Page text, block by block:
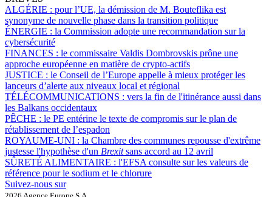
ALGÉRIE : pour l’UE, la démission de M. Bouteflika est
synonyme de nouvelle phase dans la transition politique
ÉNERGIE : la Commission adopte une recommandation sur la
cybersécurité
FINANCES : le commissaire Valdis Dombrovskis prône une
approche européenne en matière de crypto-actifs
JUSTICE : le Conseil de l’Europe appelle à mieux protéger les
lanceurs d’alerte aux niveaux local et régional
TÉLÉCOMMUNICATIONS : vers la fin de l'itinérance aussi dans
les Balkans occidentaux
PÊCHE : le PE entérine le texte de compromis sur le plan de
rétablissement de l’espadon
ROYAUME-UNI : la Chambre des communes repousse d'extrême
justesse l'hypothèse d'un Brexitsans accord au 12 avril
SÛRETÉ ALIMENTAIRE : l'EFSA consulte sur les valeurs de
référence pour le sodium et le chlorure
Suivez-nous sur